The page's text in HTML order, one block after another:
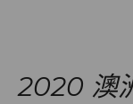
2020 澳